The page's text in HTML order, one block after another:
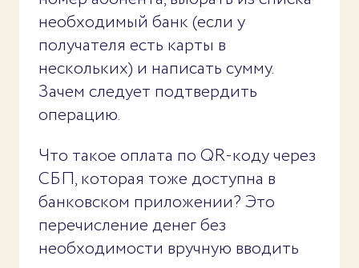
необходимый банк (если у
получателя есть карты в
нескольких) и написать сумму.
Зачем следует подтвердить
операцию.
Что такое оплата по QR-коду через
СБП, которая тоже доступна в
банковском приложении? Это
перечисление денег без
необходимости вручную вводить